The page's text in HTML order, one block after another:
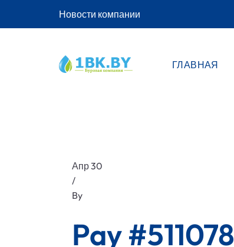
Новости компании
ГЛАВНАЯ
Апр 30
/
By
Pay #511078